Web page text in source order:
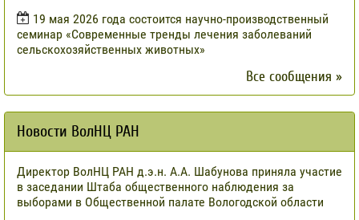
19 мая 2026 года состоится научно-производственный
семинар «Современные тренды лечения заболеваний
сельскохозяйственных животных»
Все сообщения »
Новости ВолНЦ РАН
Директор ВолНЦ РАН д.э.н. А.А. Шабунова приняла участие
в заседании Штаба общественного наблюдения за
выборами в Общественной палате Вологодской области